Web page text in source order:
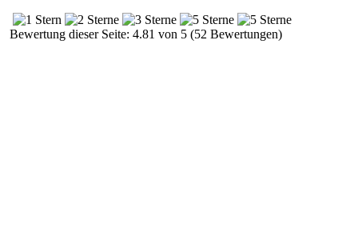
Bewertung dieser Seite: 4.81 von 5 (52 Bewertungen)